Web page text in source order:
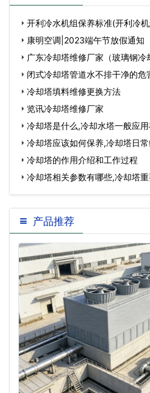
开利冷水机组保养标准(开利冷
康明空调|2023端午节放假通知
广东冷却塔维修厂家（玻璃钢冷
闭式冷却塔管道水不排干净的危
冷却塔填料维修更换方法
览讯冷却塔维修厂家
冷却塔是什么,冷却水塔一般应
冷却塔应该如何保养,冷却塔日
冷却塔的作用介绍和工作过程
冷却塔相关参数有哪些,冷却塔
产品推荐